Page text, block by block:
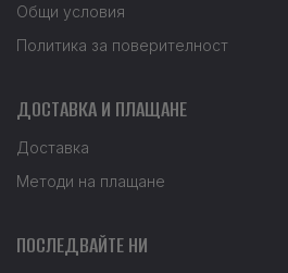
Общи условия
Политика за поверителност
ДОСТАВКА И ПЛАЩАНЕ
Доставка
Методи на плащане
ПОСЛЕДВАЙТЕ НИ